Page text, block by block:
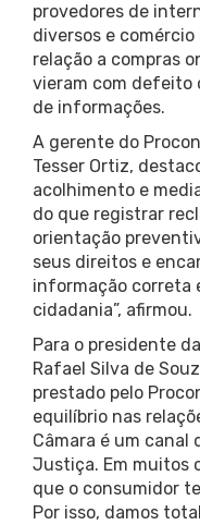
provedores de
diversos e
relação a compras
vieram com defeito
de informações.
A gerente do
Tesser Ortiz,
acolhimento e
do que registrar
orientação
seus direitos e
informação correta
cidadania”, afirmou.
Para o presidente
Rafael Silva de
prestado pelo
equilíbrio nas
Câmara é um canal
Justiça. Em muitos
que o consumidor
Por isso, damos